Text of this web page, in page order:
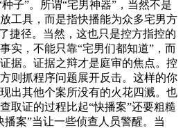
子”。所谓“宅男神器”，当然不是
工具，而是指快播能为众多宅男方
捷径。当然，这也只是控方指控的
实，不能只靠“宅男们都知道”，而
据。证据之辩才是庭审的焦点。控
则抓程序问题展开反击。这样的你
出其他个案所没有的火花四溅。也
取证的过程比起“快播案”还要粗糙
案”当让一些侦查人员警醒。当